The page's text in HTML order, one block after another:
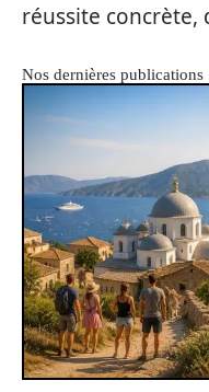
réussite
Nos dernières publications